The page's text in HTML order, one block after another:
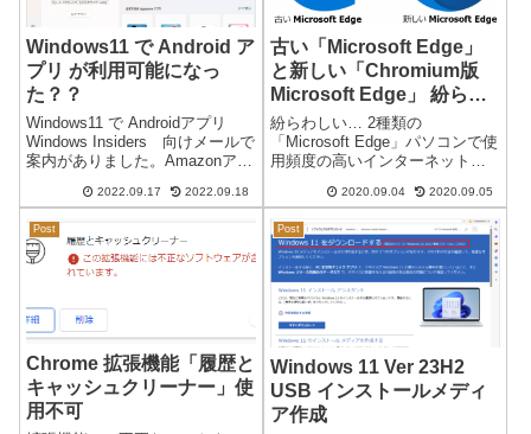
Windows11 で Android ア
プリ が利用可能になっ
た？？
Windows11 で Androidアプリ
Windows Insiders 向けメールで
案内がありました。Amazonアプ
を使用するようです。Amazonア
をご利用...
2022.09.17 2022.09.18
古い「Microsoft Edge」
と新しい「Chromium版
Microsoft Edge」 紛らわ
しい…2つの「Microsoft
Edge」
紛らわしい… 2種類の
「Microsoft Edge」パソコンで使
用頻度の高いインターネット閲
ります。その中でも、Microsoft
製のブラウザが複数あり、以前
からあった「Internet Explorer」
と後...
2020.09.04 2020.09.05
Post
Chrome 拡張機能「履歴と
キャッシュクリーナー」使
用不可
Post
Windows 11 Ver 23H2
USB インストールメディ
ア作成